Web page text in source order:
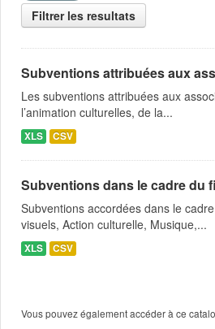
Filtrer les resultats
Subventions attribuées aux
Les subventions attribuées aux
l’animation culturelles, de la...
XLS CSV
Subventions dans le cadre du
Subventions accordées dans le
visuels, Action culturelle, Musique,...
XLS CSV
Vous pouvez également accéder à ce